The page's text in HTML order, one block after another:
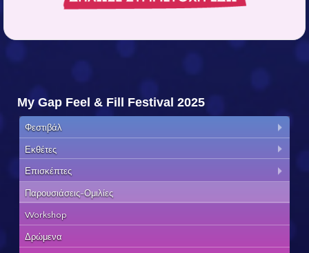
My Gap Feel & Fill Festival 2025
Φεστιβάλ
Εκθέτες
Επισκέπτες
Παρουσιάσεις-Ομιλίες
Workshop
Δρώμενα